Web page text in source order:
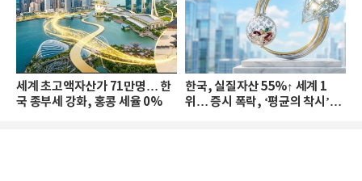
세계 초고액자산가 71만명… 한
국 종부세 강화, 홍콩 세율 0%
한국, 실질자산 55%↑ 세계 1
위… 증시 폭락, ‘평균의 착시’와